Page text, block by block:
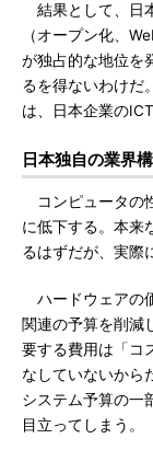
結果として、日
（オープン化、
が独占的な地位を
るを得ないわけだ
は、日本企業の
日本独自の業界
コンピュータの
に低下する。本来
るはずだが、実際
ハードウェアの
関連の予算を削減
要する費用は「コ
なしていないから
システム予算の一
目立ってしまう。